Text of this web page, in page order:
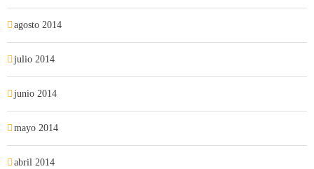
agosto 2014
julio 2014
junio 2014
mayo 2014
abril 2014